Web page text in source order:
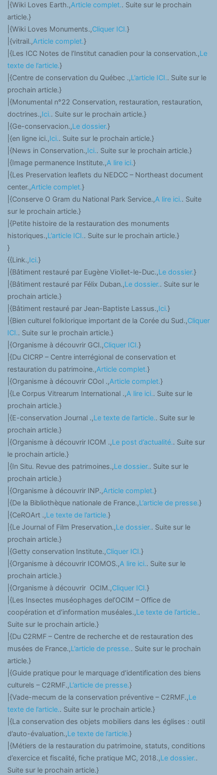
|{Wiki Loves Earth.,Article complet.. Suite sur le prochain
article.}
|{Wiki Loves Monuments.,Cliquer ICI.}
|{vitrail.,Article complet.}
|{Les ICC Notes de l’Institut canadien pour la conservation.,Le
texte de l’article.}
|{Centre de conservation du Québec .,L’article ICI.. Suite sur le
prochain article.}
|{Monumental n°22 Conservation, restauration, restauration,
doctrines.,Ici.. Suite sur le prochain article.}
|{Ge-conservacion.,Le dossier.}
|{en ligne ici.,Ici.. Suite sur le prochain article.}
|{News in Conservation.,Ici.. Suite sur le prochain article.}
|{Image permanence Institute.,A lire ici.}
|{Les Preservation leaflets du NEDCC – Northeast document
center.,Article complet.}
|{Conserve O Gram du National Park Service.,A lire ici.. Suite
sur le prochain article.}
|{Petite histoire de la restauration des monuments
historiques.,L’article ICI.. Suite sur le prochain article.}
}
{{Link.,Ici.}
|{Bâtiment restauré par Eugène Viollet-le-Duc.,Le dossier.}
|{Bâtiment restauré par Félix Duban.,Le dossier.. Suite sur le
prochain article.}
|{Bâtiment restauré par Jean-Baptiste Lassus.,Ici.}
|{Bien culturel folklorique important de la Corée du Sud.,Cliquer
ICI.. Suite sur le prochain article.}
|{Organisme à découvrir GCI.,Cliquer ICI.}
|{Du CICRP – Centre interrégional de conservation et
restauration du patrimoine.,Article complet.}
|{Organisme à découvrir COol .,Article complet.}
|{Le Corpus Vitrearum International .,A lire ici.. Suite sur le
prochain article.}
|{E-conservation Journal .,Le texte de l’article.. Suite sur le
prochain article.}
|{Organisme à découvrir ICOM .,Le post d’actualité.. Suite sur
le prochain article.}
|{In Situ. Revue des patrimoines.,Le dossier.. Suite sur le
prochain article.}
|{Organisme à découvrir INP.,Article complet.}
|{De la Bibliothèque nationale de France.,L’article de presse.}
|{CeROArt .,Le texte de l’article.}
|{Le Journal of Film Preservation.,Le dossier.. Suite sur le
prochain article.}
|{Getty conservation Institute.,Cliquer ICI.}
|{Organisme à découvrir ICOMOS.,A lire ici.. Suite sur le
prochain article.}
|{Organisme à découvrir OCIM.,Cliquer ICI.}
|{Les Insectes muséophages del’OCIM – Office de
coopération et d’information muséales.,Le texte de l’article..
Suite sur le prochain article.}
|{Du C2RMF – Centre de recherche et de restauration des
musées de France.,L’article de presse.. Suite sur le prochain
article.}
|{Guide pratique pour le marquage d’identification des biens
culturels – C2RMF.,L’article de presse.}
|{Vade-mecum de la conservation préventive – C2RMF.,Le
texte de l’article.. Suite sur le prochain article.}
|{La conservation des objets mobiliers dans les églises : outil
d’auto-évaluation.,Le texte de l’article.}
|{Métiers de la restauration du patrimoine, statuts, conditions
d’exercice et fiscalité, fiche pratique MC, 2018.,Le dossier..
Suite sur le prochain article.}